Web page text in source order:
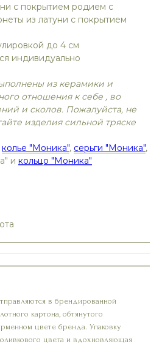
с покрытием родием с
из латуни с покрытием
до 4 см
индивидуально
из керамики и
отношения к себе , во
и сколов. Пожалуйста, не
изделия сильной тряске
колье "Моника", серьги "Моника",
и кольцо "Моника"
в брендированной
картона, обтянутого
цвете бренда. Упаковку
цвета и вдохновляющая